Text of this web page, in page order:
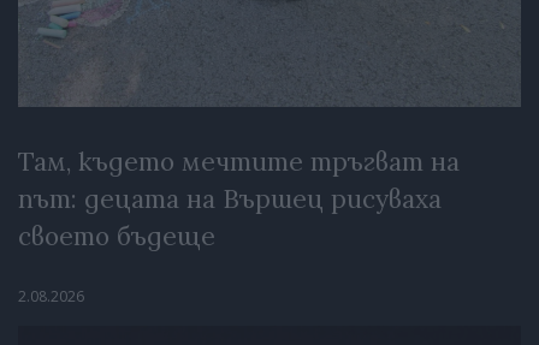
Там, където мечтите тръгват на
път: децата на Вършец рисуваха
своето бъдеще
2.08.2026